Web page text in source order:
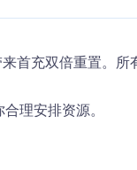
首充双倍重置。所
理安排资源。